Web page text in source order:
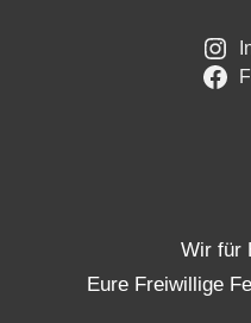
Wir für
Eure Freiwillige